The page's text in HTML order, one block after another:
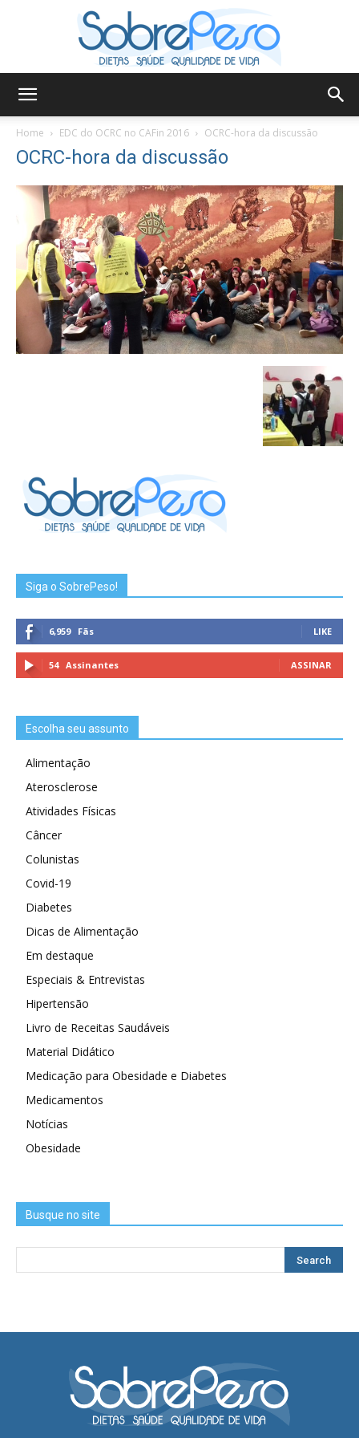
Home EDC do OCRC no CAFin 2016 OCRC-hora da discussão
OCRC-hora da discussão
Siga o SobrePeso!
6,959 Fãs LIKE
54 Assinantes ASSINAR
Escolha seu assunto
Alimentação
Aterosclerose
Atividades Físicas
Câncer
Colunistas
Covid-19
Diabetes
Dicas de Alimentação
Em destaque
Especiais & Entrevistas
Hipertensão
Livro de Receitas Saudáveis
Material Didático
Medicação para Obesidade e Diabetes
Medicamentos
Notícias
Obesidade
Busque no site